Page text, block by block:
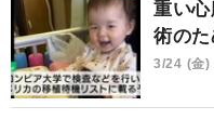
重い
術の
3/24 (金)